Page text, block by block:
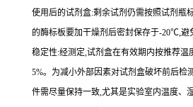
使用后的试剂盒:剩余试剂仍需按照试剂瓶
的酶标板要加干燥剂后密封保存于-20℃,避
稳定性:经测定,试剂盒在有效期内按推荐温
5%。为减小外部因素对试剂盒破坏前后检
件需尽量保持一致,尤其是实验室内温度、